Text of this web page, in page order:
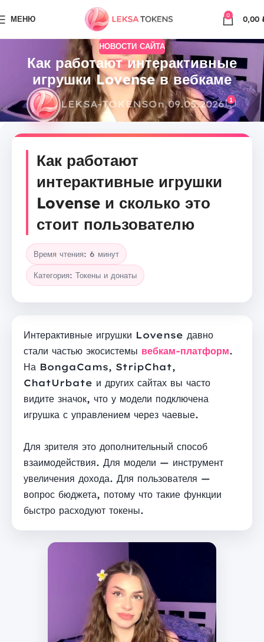
МЕНЮ 0 0,00
НОВОСТИ САЙТА
Как работают интерактивные
игрушки Lovense в вебкаме
LEKSA-TOKENSOn 09.05.2026 1
Как работают
интерактивные игрушки
Lovense и сколько это
стоит пользователю
Время чтения: 6 минут
Категория: Токены и донаты
Интерактивные игрушки Lovense давно
стали частью экосистемы вебкам-платформ.
На BongaCams, StripChat,
ChatUrbate и других сайтах вы часто
видите значок, что у модели подключена
игрушка с управлением через чаевые.
Для зрителя это дополнительный способ
взаимодействия. Для модели — инструмент
увеличения дохода. Для пользователя —
вопрос бюджета, потому что такие функции
быстро расходуют токены.